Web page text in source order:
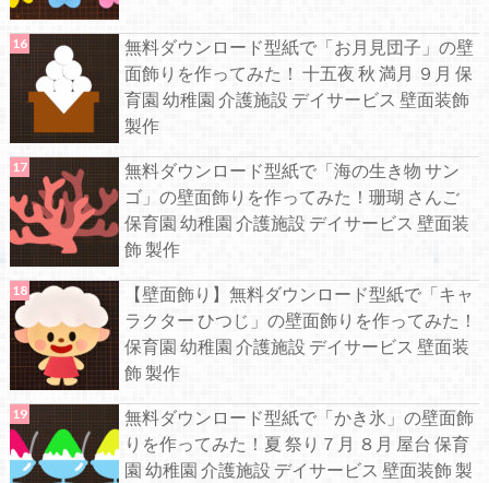
無料ダウンロード型紙で「お月見団子」の壁
面飾りを作ってみた！ 十五夜 秋 満月 ９月 保
育園 幼稚園 介護施設 デイサービス 壁面装飾
製作
無料ダウンロード型紙で「海の生き物 サン
ゴ」の壁面飾りを作ってみた！珊瑚 さんご
保育園 幼稚園 介護施設 デイサービス 壁面装
飾 製作
【壁面飾り】無料ダウンロード型紙で「キャ
ラクター ひつじ」の壁面飾りを作ってみた！
保育園 幼稚園 介護施設 デイサービス 壁面装
飾 製作
無料ダウンロード型紙で「かき氷」の壁面飾
りを作ってみた！夏 祭り７月 ８月 屋台 保育
園 幼稚園 介護施設 デイサービス 壁面装飾 製